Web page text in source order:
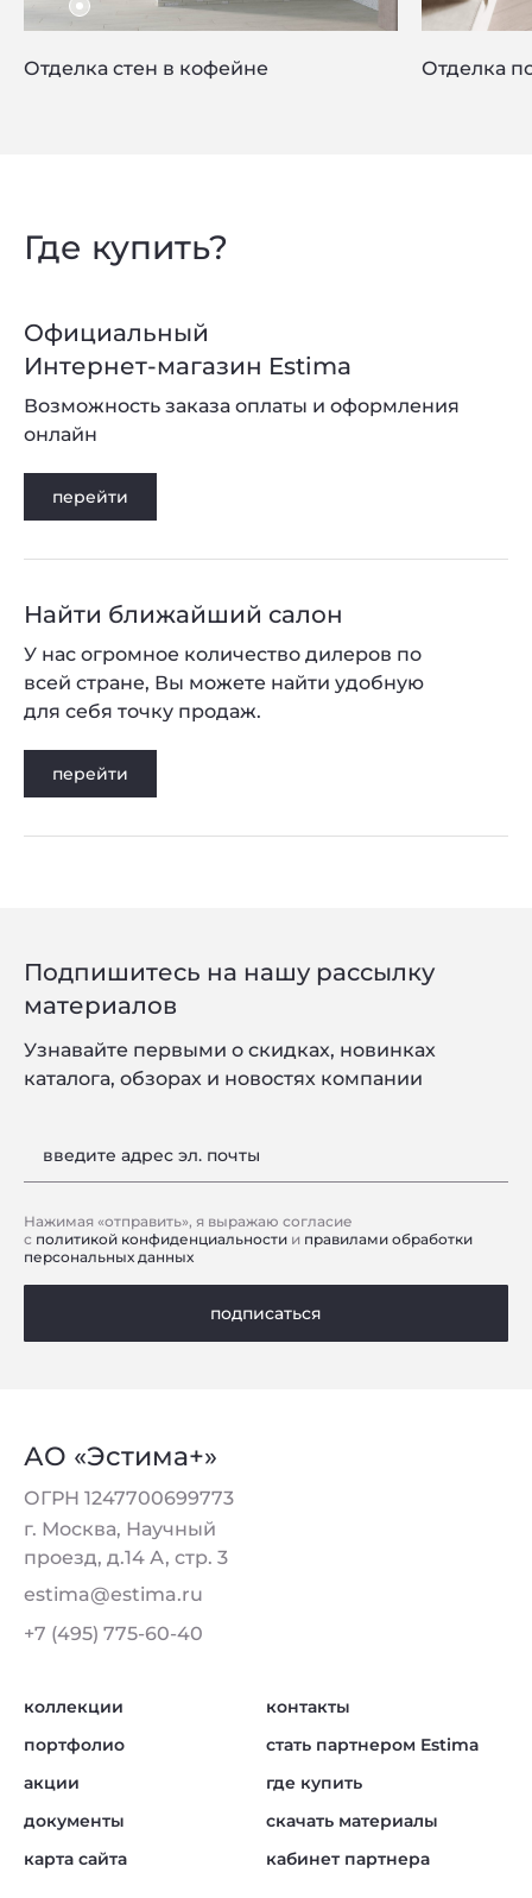
Отделка стен в кофейне Отделка
Где купить?
Официальный
Интернет-магазин Estima
перейти
Возможность заказа оплаты и оформления
онлайн
Найти ближайший салон
перейти
У нас огромное количество дилеров по
всей стране, Вы можете найти удобную
для себя точку продаж.
Подпишитесь на нашу рассылку
материалов
Узнавайте первыми о скидках, новинках
каталога, обзорах и новостях компании
введите адрес эл. почты
Нажимая «отправить», я выражаю согласие
с политикой конфиденциальности и правилами обработки
персональных данных
подписаться
АО «Эстима+»
ОГРН 1247700699773
г. Москва, Научный
проезд, д.14 А, стр. 3
estima@estima.ru
+7 (495) 775-60-40
коллекции
портфолио
акции
документы
карта сайта
контакты
стать партнером Estima
где купить
скачать материалы
кабинет партнера